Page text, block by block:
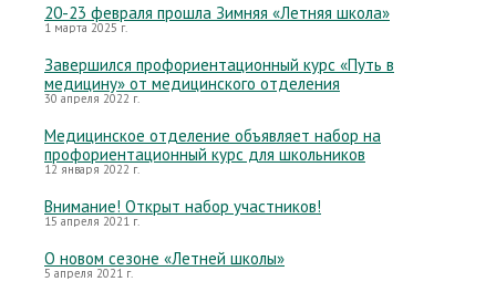
20-23 февраля прошла Зимняя «Летняя школа»
1 марта 2025 г.
Завершился профориентационный курс «Путь в
медицину» от медицинского отделения
30 апреля 2022 г.
Медицинское отделение объявляет набор на
профориентационный курс для школьников
12 января 2022 г.
Внимание! Открыт набор участников!
15 апреля 2021 г.
О новом сезоне «Летней школы»
5 апреля 2021 г.